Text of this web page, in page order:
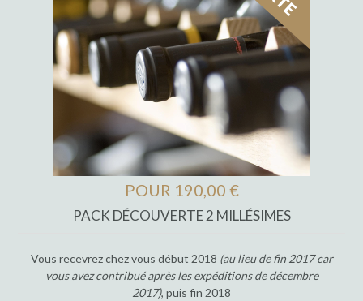
POUR 190,00 €
PACK DÉCOUVERTE 2 MILLÉSIMES
Vous recevrez chez vous début 2018 (au lieu de fin 2017 car
vous avez contribué après les expéditions de décembre
2017), puis fin 2018